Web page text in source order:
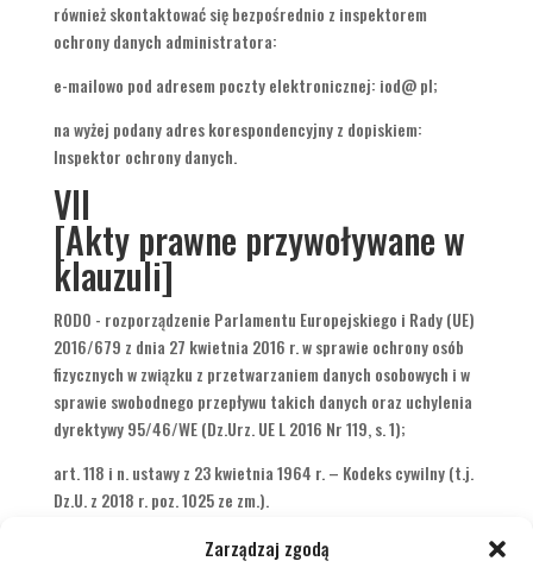
Zarządzaj zgodą
również skontaktować się bezpośrednio z inspektorem
ochrony danych administratora:
e-mailowo pod adresem poczty elektronicznej: iod@ pl;
na wyżej podany adres korespondencyjny z dopiskiem:
Inspektor ochrony danych.
VII
[Akty prawne przywoływane w
klauzuli]
RODO - rozporządzenie Parlamentu Europejskiego i Rady (UE)
2016/679 z dnia 27 kwietnia 2016 r. w sprawie ochrony osób
fizycznych w związku z przetwarzaniem danych osobowych i w
sprawie swobodnego przepływu takich danych oraz uchylenia
dyrektywy 95/46/WE (Dz.Urz. UE L 2016 Nr 119, s. 1);
art. 118 i n. ustawy z 23 kwietnia 1964 r. – Kodeks cywilny (t.j.
Dz.U. z 2018 r. poz. 1025 ze zm.).